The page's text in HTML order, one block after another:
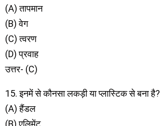
(A) तापमान
(B) वेग
(C) त्वरण
(D) प्रवाह
उत्तर- (C)
15. इनमें से कौनसा लकड़ी या प्लास्टिक से बना है?
(A) हैंडल
(B) एलिमेंट